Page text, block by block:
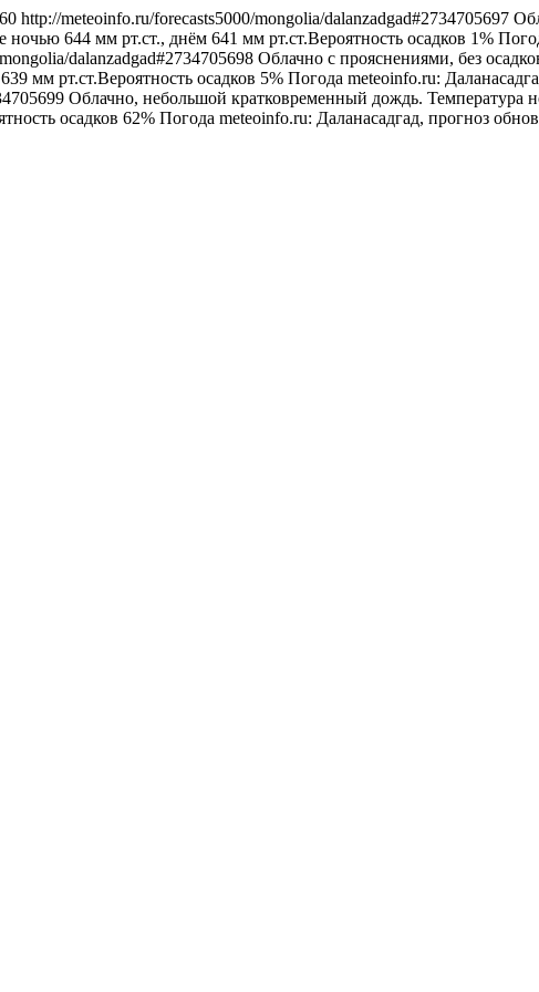
60 http://meteoinfo.ru/forecasts5000/mongolia/dalanzadgad#2734705697
644 мм рт.ст., днём 641 мм рт.ст.Вероятность осадков 1%
dalanzadgad#2734705698 Облачно с прояснениями, без
мм рт.ст.Вероятность осадков 5% Погода meteoinfo.ru:
Облачно, небольшой кратковременный дождь. Температура
осадков 62% Погода meteoinfo.ru: Даланасадгад, прогноз